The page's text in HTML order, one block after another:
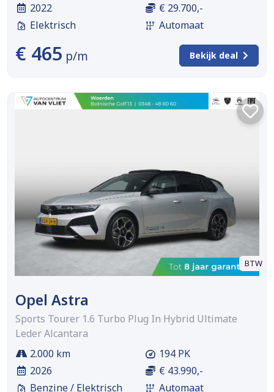
2022
Elektrisch
€ 29.700,-
Automaat
€ 465 p/m Bekijk deal
BTW
Opel Astra
Sports Tourer 1.6 Turbo Plug In Hybrid Ultimate
Leder Alcantara
2.000 km
2026
Benzine / Elektrisch
194 PK
€ 43.990,-
Automaat